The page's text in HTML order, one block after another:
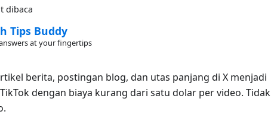
dibaca
Tips Buddy
at your fingertips
berita, postingan blog, dan utas panjang di X menjadi
dengan biaya kurang dari satu dolar per video. Tidak